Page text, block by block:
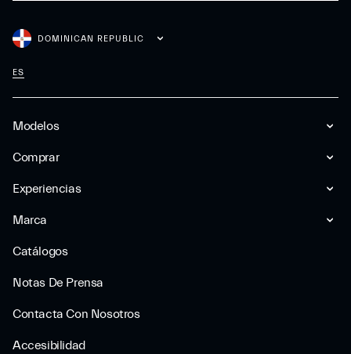
Modelos
Comprar
Experiencias
Marca
Catálogos
Notas De Prensa
Contacta Con Nosotros
Accesibilidad
DOMINICAN REPUBLIC
ES